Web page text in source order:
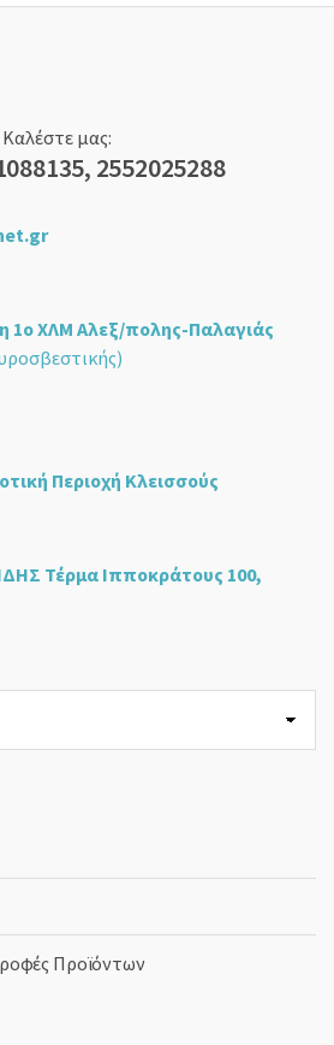
μας:
2552025288
1ο ΧΛΜ Αλεξ/πολης-Παλαγιάς
Περιοχή Κλεισσούς
Τέρμα Ιπποκράτους 100,
Προϊόντων